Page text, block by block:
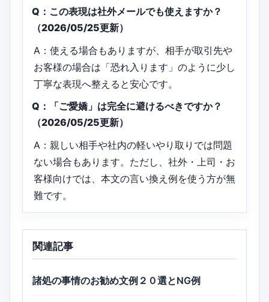
Q：この表現は社外メールでも使えますか？
（2026/05/25更新）
A：使える場合もありますが、相手が取引先や
お客様の場合は「恐れ入ります」のように少し
丁寧な表現へ整えると安心です。
Q：「ご愛嬌」は完全に避けるべきですか？
（2026/05/25更新）
A：親しい相手や社内の軽いやり取りでは問題
ない場合もあります。ただし、社外・上司・お
客様向けでは、本文の言い換え例を使う方が無
難です。
関連記事
諸処の事情のお勧め文例２０選とNG例